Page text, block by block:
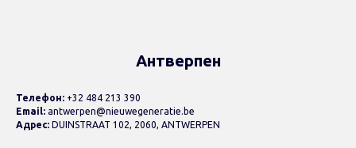
Антверпен
Телефон: +32 484 213 390
Email: antwerpen@nieuwegeneratie.be
Адрес: DUINSTRAAT 102, 2060, ANTWERPEN